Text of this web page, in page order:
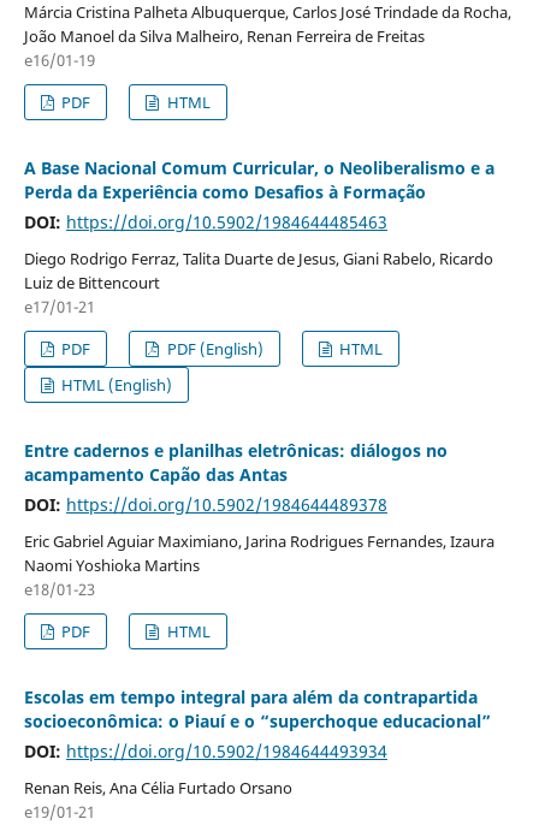
Márcia Cristina Palheta Albuquerque, Carlos José Trindade da Rocha,
João Manoel da Silva Malheiro, Renan Ferreira de Freitas
e16/01-19
PDF
HTML
A Base Nacional Comum Curricular, o Neoliberalismo e a
Perda da Experiência como Desafios à Formação
DOI: https://doi.org/10.5902/1984644485463
Diego Rodrigo Ferraz, Talita Duarte de Jesus, Giani Rabelo, Ricardo
Luiz de Bittencourt
e17/01-21
PDF
PDF (English)
HTML
HTML (English)
Entre cadernos e planilhas eletrônicas: diálogos no
acampamento Capão das Antas
DOI: https://doi.org/10.5902/1984644489378
Eric Gabriel Aguiar Maximiano, Jarina Rodrigues Fernandes, Izaura
Naomi Yoshioka Martins
e18/01-23
PDF
HTML
Escolas em tempo integral para além da contrapartida
socioeconômica: o Piauí e o “superchoque educacional”
DOI: https://doi.org/10.5902/1984644493934
Renan Reis, Ana Célia Furtado Orsano
e19/01-21